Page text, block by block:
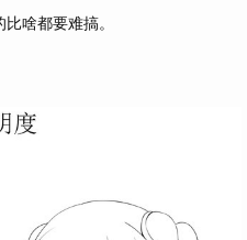
啥都要难搞。